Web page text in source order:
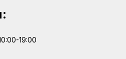
19:00